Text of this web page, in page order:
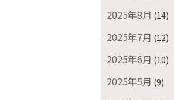
2025年8月 (14)
2025年7月 (12)
2025年6月 (10)
2025年5月 (9)